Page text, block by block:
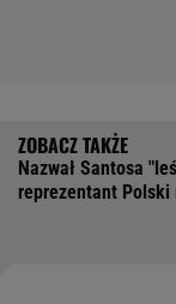
Nazwał Santosa
reprezentant Polski